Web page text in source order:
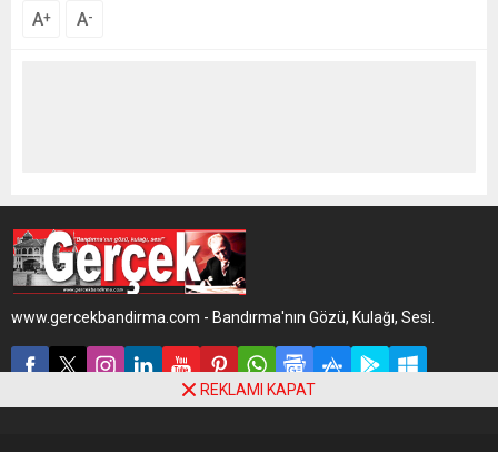
A+ A-
www.gercekbandirma.com - Bandırma'nın Gözü, Kulağı, Sesi.
REKLAMI KAPAT